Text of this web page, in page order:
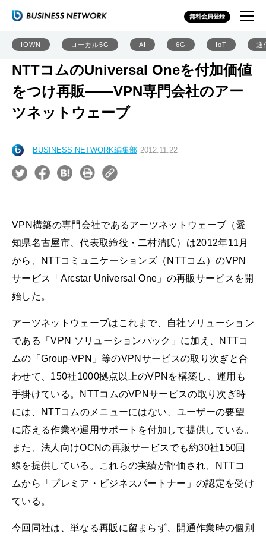
無料会員登録
IOWN ローカル5G AI 6G IoT 通
NTTコムのUniversal Oneを付加価値
をつけ再販――VPN専門会社のアー
ツネットウェーブ
BUSINESS NETWORK編集部 2012.11.22
VPN構築の専門会社であるアーツネットウェーブ（愛
知県名古屋市、代表取締役・二村清氏）は2012年11月
から、NTTコミュニケーションズ（NTTコム）のVPN
サービス「Arcstar Universal One」の再販サービスを開
始した。
アーツネットウェーブはこれまで、自社ソリューション
である「VPN ソリューションパック」に加え、NTTコ
ムの「Group-VPN」等のVPNサービスの取り次ぎと合
わせて、150社1000拠点以上のVPNを構築し、運用も
手掛けている。NTTコムのVPNサービスの取り次ぎ時
には、NTTコムのメニューにはない、ユーザーの要望
に応える作業や運用サポートを付加して提供している。
また、法人向けOCNの再販サービスでも約30社150回
線を提供している。これらの実績が評価され、NTTコ
ムから「プレミア・ビジネスパートナー」の認定を受け
ている。
今回同社は、単なる再販に留まらず、開通作業時の個別